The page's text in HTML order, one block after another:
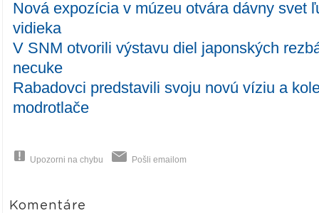
Nová expozícia v múzeu otvára dávny svet
vidieka
V SNM otvorili výstavu diel japonských
necuke
Rabadovci predstavili svoju novú víziu a
modrotlače
Upozorni na chybu Pošli emailom
Komentáre